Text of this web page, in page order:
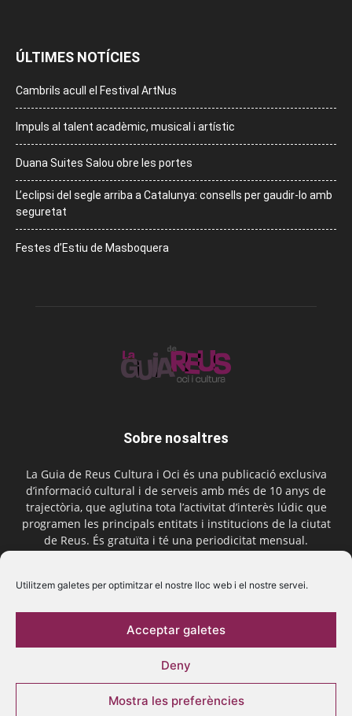
Utilitzem galetes per optimitzar el nostre lloc web i el nostre servei.
Acceptar galetes
Deny
Mostra les preferències
ÚLTIMES NOTÍCIES
Cambrils acull el Festival ArtNus
Impuls al talent acadèmic, musical i artístic
Duana Suites Salou obre les portes
L’eclipsi del segle arriba a Catalunya: consells per gaudir-lo amb
seguretat
Festes d’Estiu de Masboquera
Sobre nosaltres
La Guia de Reus Cultura i Oci és una publicació exclusiva
d’informació cultural i de serveis amb més de 10 anys de
trajectòria, que aglutina tota l’activitat d’interès lúdic que
programen les principals entitats i institucions de la ciutat
de Reus. És gratuïta i té una periodicitat mensual.
Segueix-nos